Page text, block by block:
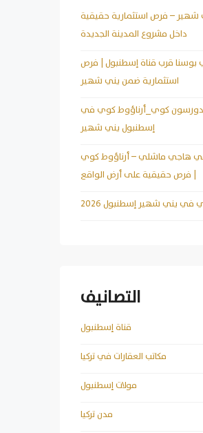
شهير – فرص استثمارية حقيقية
داخل مشروع المدينة الجديدة
بوسنا قرب قناة إسطنبول | فرص
استثمارية ضمن يني شهير
دورسون كوي_أرناؤوط كوي في
إسطنبول يني شهير
هاجي ماشلي – أرناؤوط كوي
| فرص حقيقية على أرض الواقع
في يني شهير إسطنبول 2026
التصانيف
قناة إسطنبول
مكاتب العقارات في تركيا
مولات إسطنبول
مدن تركيا